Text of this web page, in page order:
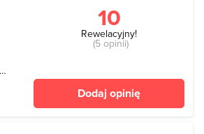
10
Rewelacyjny!
(5 opinii)
Dodaj opinię